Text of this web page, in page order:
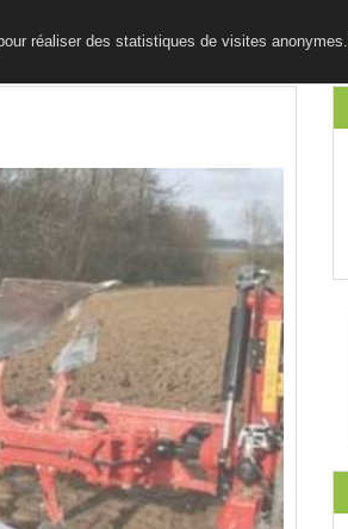
réaliser des statistiques de visites anonymes.